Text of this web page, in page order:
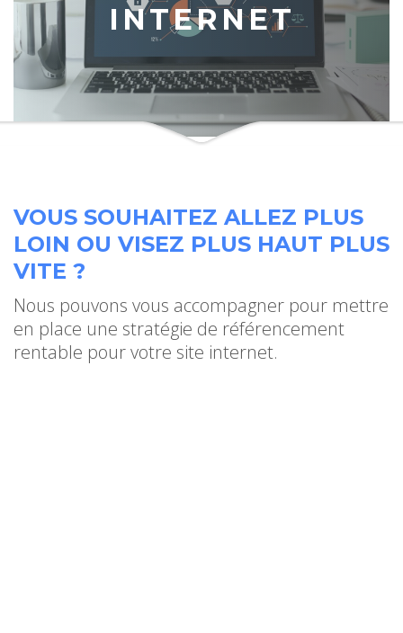
INTERNET
VOUS SOUHAITEZ ALLEZ PLUS
LOIN OU VISEZ PLUS HAUT PLUS
VITE ?
Nous pouvons vous accompagner pour mettre
en place une stratégie de référencement
rentable pour votre site internet.